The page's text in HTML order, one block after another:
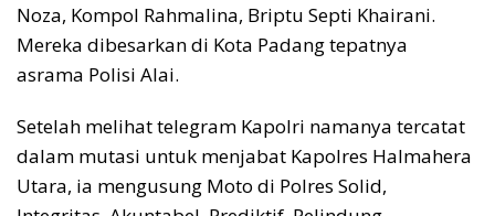
Noza, Kompol Rahmalina, Briptu Septi Khairani.
Mereka dibesarkan di Kota Padang tepatnya
asrama Polisi Alai.
Setelah melihat telegram Kapolri namanya tercatat
dalam mutasi untuk menjabat Kapolres Halmahera
Utara, ia mengusung Moto di Polres Solid,